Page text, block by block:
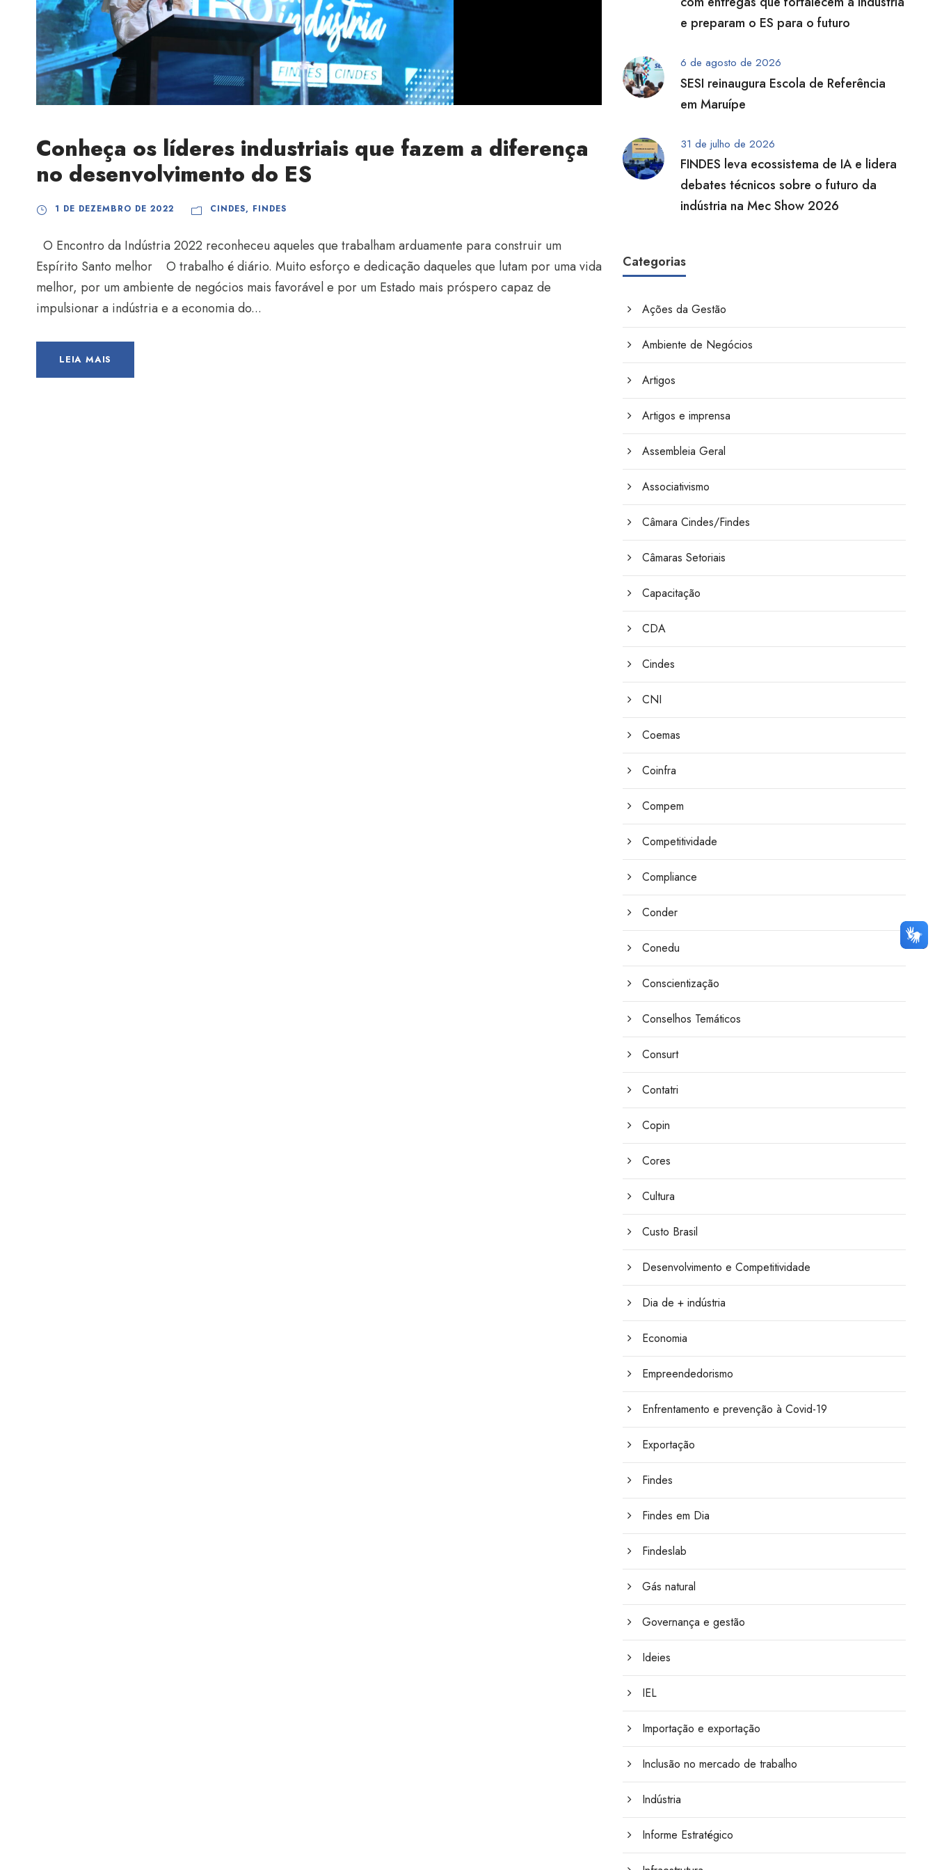
Conheça os líderes industriais que fazem a diferença
no desenvolvimento do ES
1 DE DEZEMBRO DE 2022 CINDES, FINDES
O Encontro da Indústria 2022 reconheceu aqueles que trabalham arduamente para construir um
Espírito Santo melhor O trabalho é diário. Muito esforço e dedicação daqueles que lutam por uma vida
melhor, por um ambiente de negócios mais favorável e por um Estado mais próspero capaz de
impulsionar a indústria e a economia do...
LEIA MAIS
e preparam o ES para o futuro
6 de agosto de 2026
SESI reinaugura Escola de Referência
em Maruípe
31 de julho de 2026
FINDES leva ecossistema de IA e lidera
debates técnicos sobre o futuro da
indústria na Mec Show 2026
Categorias
Ações da Gestão
Ambiente de Negócios
Artigos
Artigos e imprensa
Assembleia Geral
Associativismo
Câmara Cindes/Findes
Câmaras Setoriais
Capacitação
CDA
Cindes
CNI
Coemas
Coinfra
Compem
Competitividade
Compliance
Conder
Conedu
Conscientização
Conselhos Temáticos
Consurt
Contatri
Copin
Cores
Cultura
Custo Brasil
Desenvolvimento e Competitividade
Dia de + indústria
Economia
Empreendedorismo
Enfrentamento e prevenção à Covid-19
Exportação
Findes
Findes em Dia
Findeslab
Gás natural
Governança e gestão
Ideies
IEL
Importação e exportação
Inclusão no mercado de trabalho
Indústria
Informe Estratégico